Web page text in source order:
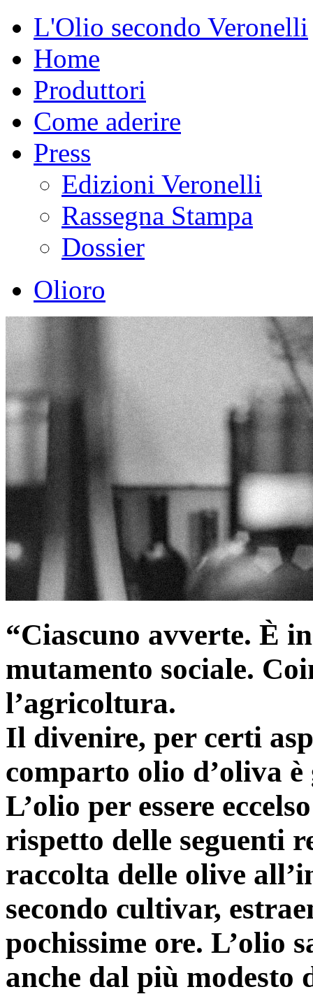
L'Olio secondo Veronelli
Home
Produttori
Come aderire
Press
Edizioni Veronelli
Rassegna Stampa
Dossier
Olioro
“Ciascuno avverte. È
mutamento sociale.
l’agricoltura.
Il divenire, per certi
comparto olio d’oliva
L’olio per essere
rispetto delle seguenti
raccolta delle olive
secondo cultivar,
pochissime ore. L’olio
anche dal più modesto